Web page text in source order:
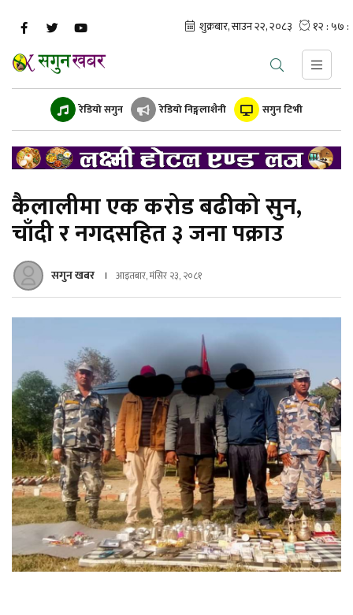
रेडियो सगुन रेडियो निङ्गलाशैनी सगुन टिभी
कैलालीमा एक करोड बढीको सुन,
चाँदी र नगदसहित ३ जना पक्राउ
सगुन खबर आइतबार, मंसिर २३, २०८१